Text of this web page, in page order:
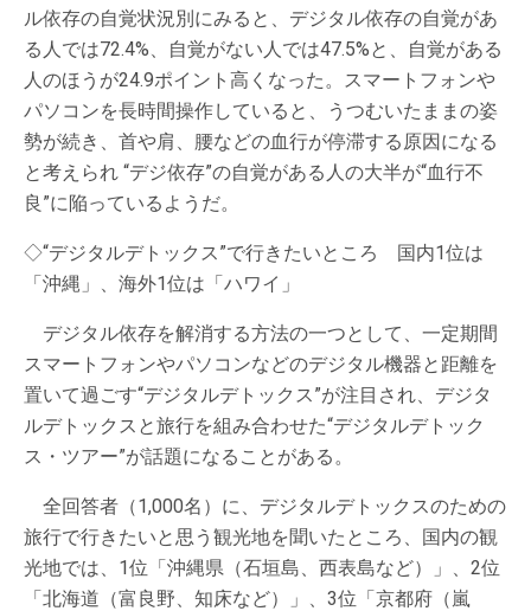
ル依存の自覚状況別にみると、デジタル依存の自覚があ
る人では72.4%、自覚がない人では47.5%と、自覚がある
人のほうが24.9ポイント高くなった。スマートフォンや
パソコンを長時間操作していると、うつむいたままの姿
勢が続き、首や肩、腰などの血行が停滞する原因になる
と考えられ “デジ依存”の自覚がある人の大半が“血行不
良”に陥っているようだ。
◇“デジタルデトックス”で行きたいところ 国内1位は
「沖縄」、海外1位は「ハワイ」
デジタル依存を解消する方法の一つとして、一定期間
スマートフォンやパソコンなどのデジタル機器と距離を
置いて過ごす“デジタルデトックス”が注目され、デジタ
ルデトックスと旅行を組み合わせた“デジタルデトック
ス・ツアー”が話題になることがある。
全回答者（1,000名）に、デジタルデトックスのための
旅行で行きたいと思う観光地を聞いたところ、国内の観
光地では、1位「沖縄県（石垣島、西表島など）」、2位
「北海道（富良野、知床など）」、3位「京都府（嵐